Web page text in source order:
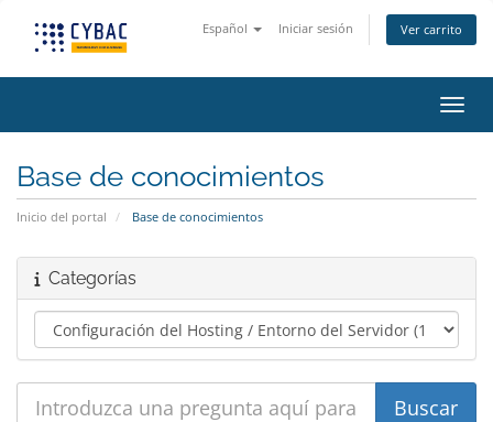
Español Iniciar sesión Ver carrito
Base de conocimientos
Inicio del portal Base de conocimientos
Categorías